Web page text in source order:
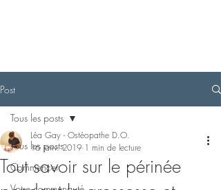
Post
Tous les posts
Commencer
Tous les posts
Tout savoir sur le périnée
Léa Gay - Ostéopathe D.O.
16 janv. 2019 1 min de lecture